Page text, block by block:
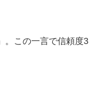
。この一言で信頼度3